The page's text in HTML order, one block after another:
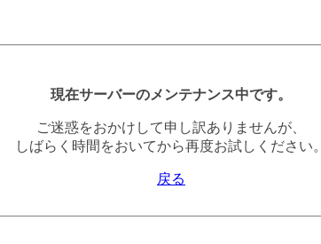
現在サーバーのメンテナンス中です。
ご迷惑をおかけして申し訳ありませんが、
しばらく時間をおいてから再度お試しください。
戻る